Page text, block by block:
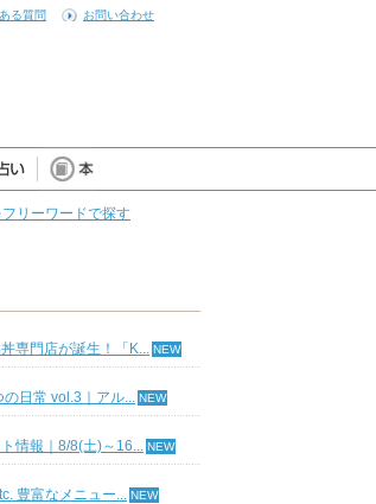
る質問 お問い合わせ
リーワードで探す
専門店が誕生！「K...
日常 vol.3｜アル...
情報｜8/8(土)～16...
豊富なメニュー...